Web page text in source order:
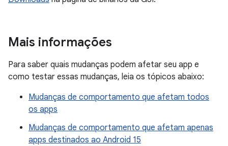
Mais informações
Para saber quais mudanças podem afetar seu app e
como testar essas mudanças, leia os tópicos abaixo:
Mudanças de comportamento que afetam todos
os apps
Mudanças de comportamento que afetam apenas
apps destinados ao Android 15